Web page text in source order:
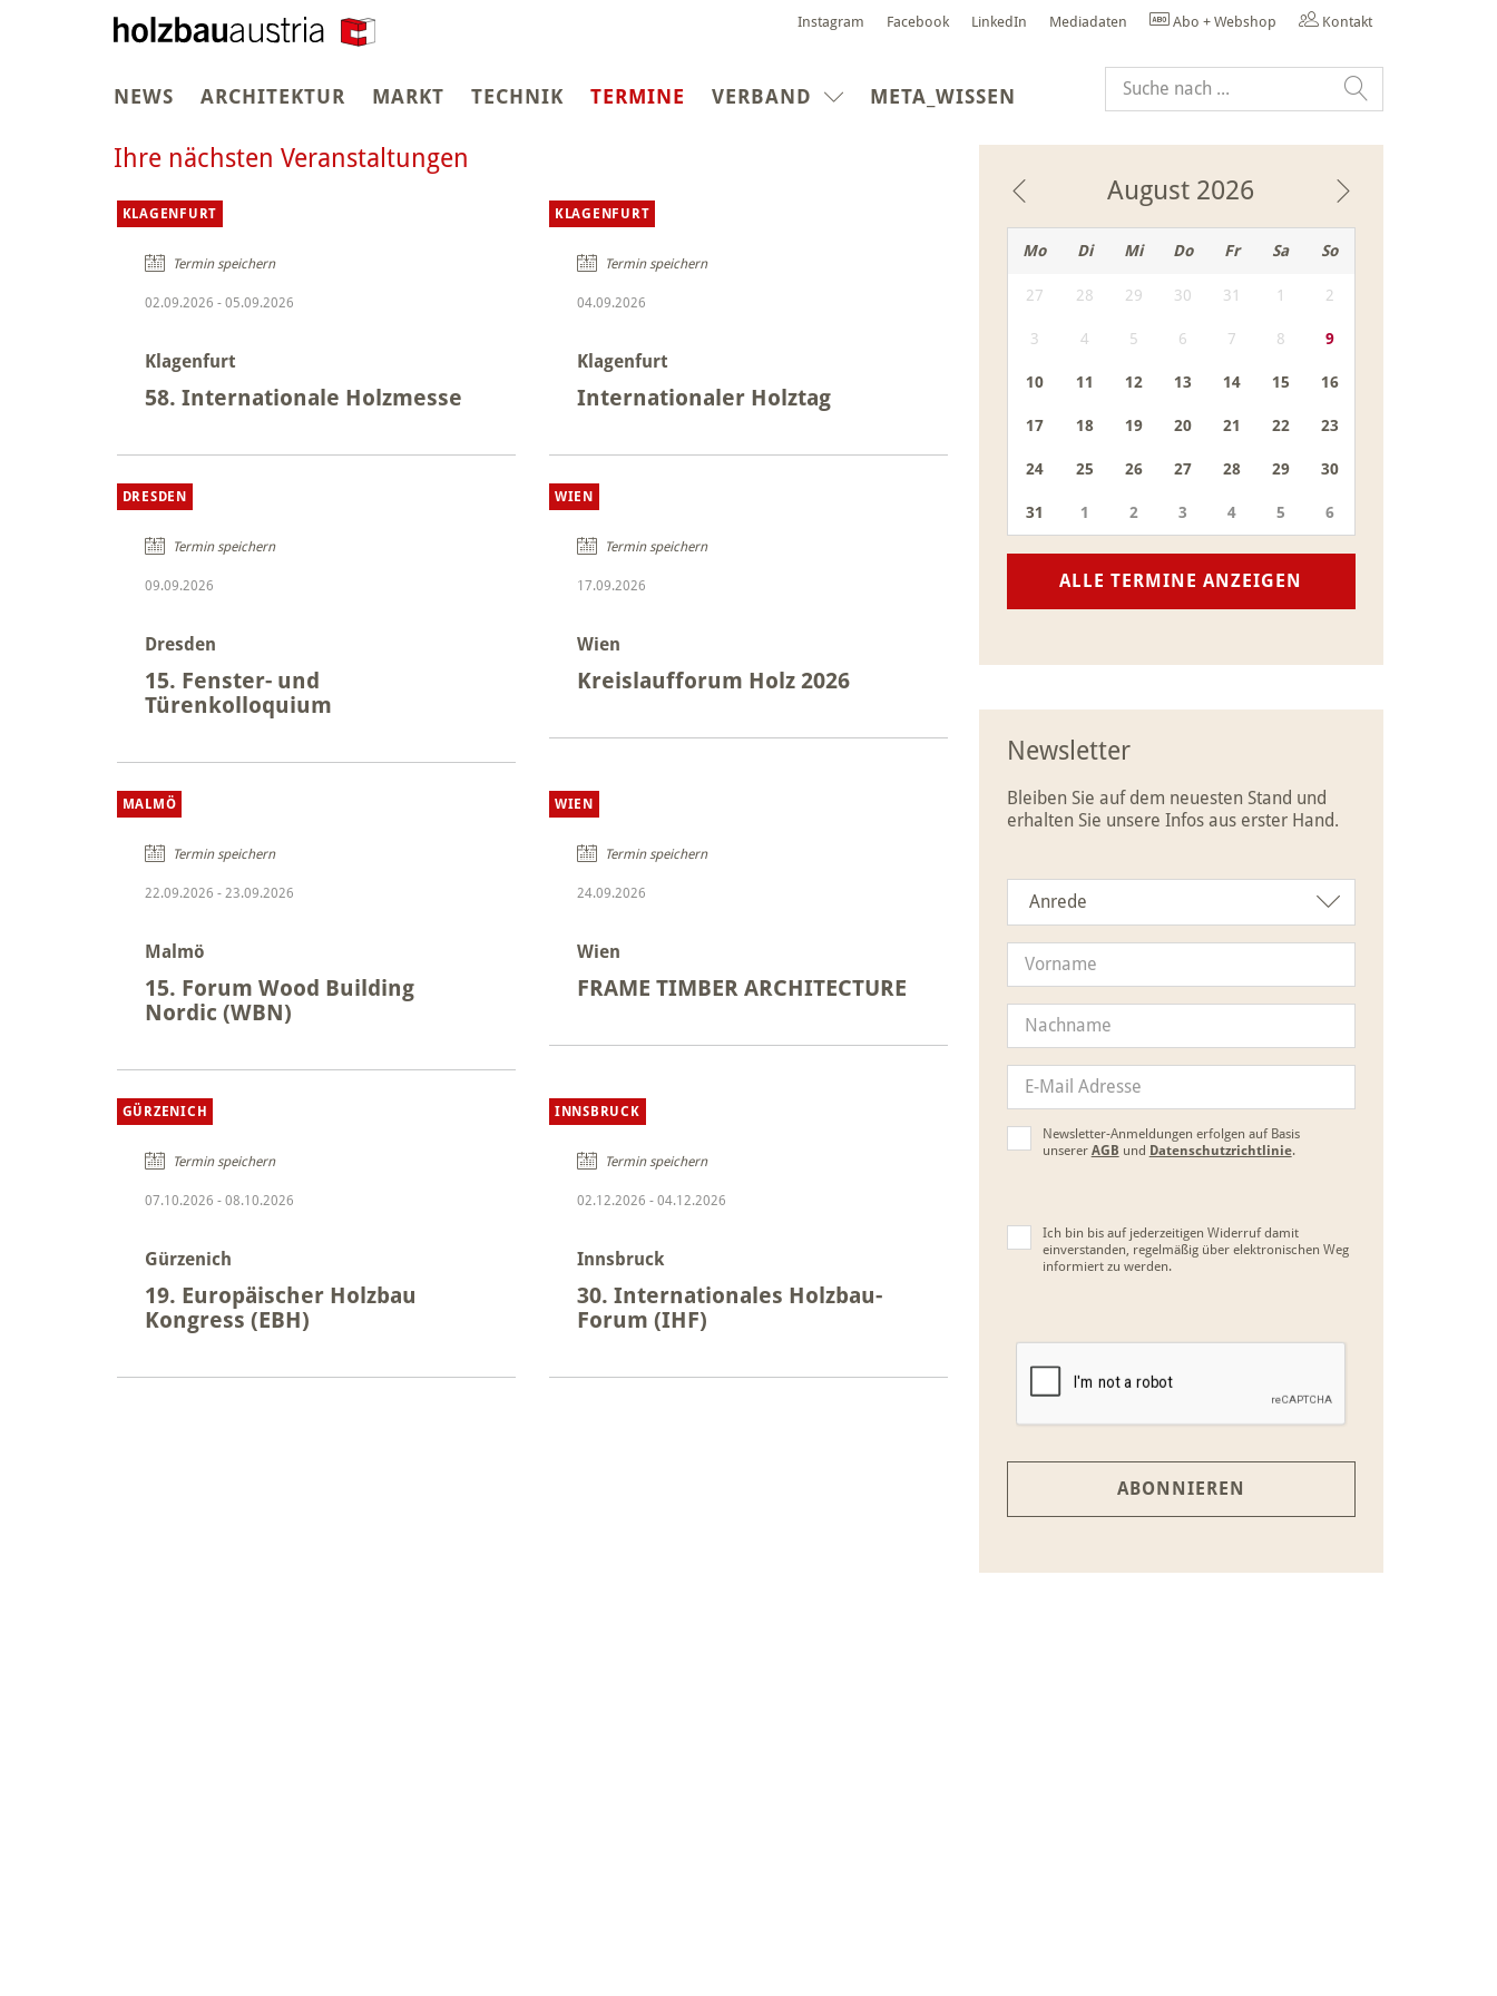
Instagram Facebook LinkedIn Mediadaten Abo + Webshop Kontakt
NEWS ARCHITEKTUR MARKT TECHNIK TERMINE (CURRENT)
VERBAND META_WISSEN
Ihre nächsten Veranstaltungen
Termin speichern
02.09.2026 - 05.09.2026
Klagenfurt
58. Internationale Holzmesse
KLAGENFURT
Termin speichern
04.09.2026
Klagenfurt
Internationaler Holztag
KLAGENFURT
Termin speichern
09.09.2026
Dresden
15. Fenster- und
Türenkolloquium
DRESDEN
Termin speichern
17.09.2026
Wien
Kreislaufforum Holz 2026
WIEN
Termin speichern
22.09.2026 - 23.09.2026
Malmö
15. Forum Wood Building
Nordic (WBN)
MALMÖ
Termin speichern
24.09.2026
Wien
FRAME TIMBER ARCHITECTURE
WIEN
Termin speichern
07.10.2026 - 08.10.2026
Gürzenich
19. Europäischer Holzbau
Kongress (EBH)
GÜRZENICH
Termin speichern
02.12.2026 - 04.12.2026
Innsbruck
30. Internationales Holzbau-
Forum (IHF)
INNSBRUCK
August 2026
Mo Di Mi Do Fr Sa So
27 28 29 30 31 1 2
3 4 5 6 7 8 9
10 11 12 13 14 15 16
17 18 19 20 21 22 23
24 25 26 27 28 29 30
31 1 2 3 4 5 6
ALLE TERMINE ANZEIGEN
Newsletter
Bleiben Sie auf dem neuesten Stand und
erhalten Sie unsere Infos aus erster Hand.
Anrede
Newsletter-Anmeldungen erfolgen auf Basis
unserer AGB und Datenschutzrichtlinie.
Ich bin bis auf jederzeitigen Widerruf damit
einverstanden, regelmäßig über elektronischen Weg
informiert zu werden.
ABONNIEREN